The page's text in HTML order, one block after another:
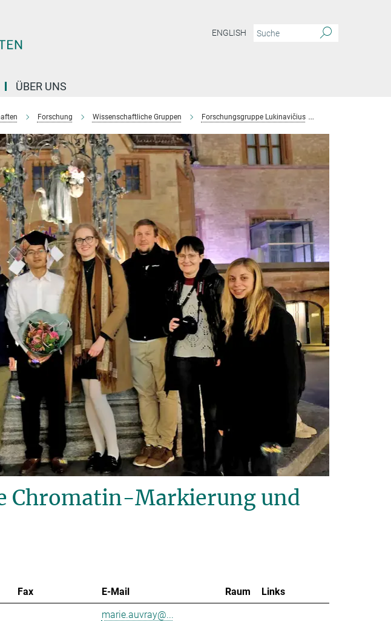
ENGLISH
ÜBER UNS
Forschung Wissenschaftliche Gruppen Forschungsgruppe Lukinavičius
Chromatin-Markierung und
Fax E-Mail Raum
Links
marie.auvray@...